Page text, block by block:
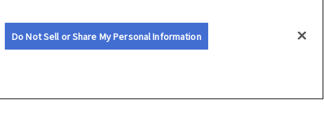
Do Not Sell or Share My Personal Information